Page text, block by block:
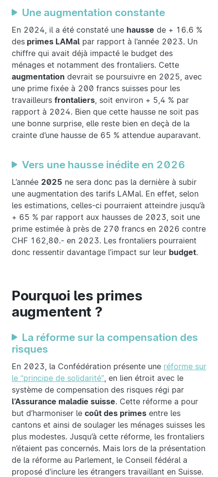
Une augmentation constante
En 2024, il a été constaté une hausse de + 16.6 %
des primes LAMal par rapport à l’année 2023. Un
chiffre qui avait déjà impacté le budget des
ménages et notamment des frontaliers. Cette
augmentation devrait se poursuivre en 2025, avec
une prime fixée à 200 francs suisses pour les
travailleurs frontaliers , soit environ + 5,4 % par
rapport à 2024. Bien que cette hausse ne soit pas
une bonne surprise, elle reste bien en deçà de la
crainte d’une hausse de 65 % attendue auparavant.
Vers une hausse inédite en 2026
L’année 2025 ne sera donc pas la dernière à subir
une augmentation des tarifs LAMal. En effet, selon
les estimations, celles-ci pourraient atteindre jusqu’à
+ 65 % par rapport aux hausses de 2023, soit une
prime estimée à près de 270 francs en 2026 contre
CHF 162,80.- en 2023. Les frontaliers pourraient
donc ressentir davantage l’impact sur leur budget.
Pourquoi les primes
augmentent ?
La réforme sur la compensation des
risques
En 2023, la Confédération présente une réforme sur
le “principe de solidarité” , en lien étroit avec le
système de compensation des risques régi par
l’Assurance maladie suisse. Cette réforme a pour
but d’harmoniser le coût des primes entre les
cantons et ainsi de soulager les ménages suisses les
plus modestes. Jusqu’à cette réforme, les frontaliers
n’étaient pas concernés. Mais lors de la présentation
de la réforme au Parlement, le Conseil fédéral a
proposé d’inclure les étrangers travaillant en Suisse.